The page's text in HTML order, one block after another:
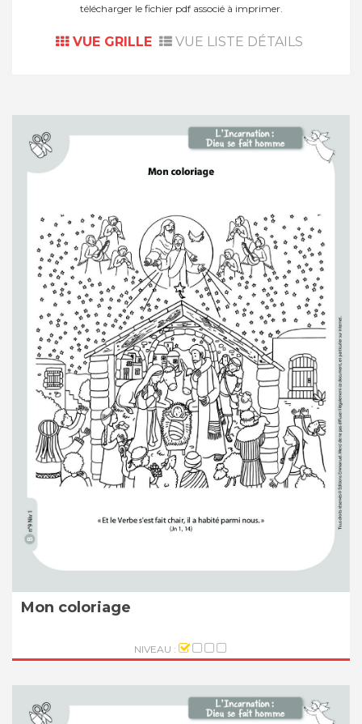
télécharger le fichier pdf associé à imprimer.
VUE GRILLE VUE LISTE DÉTAILS
Mon coloriage
NIVEAU :